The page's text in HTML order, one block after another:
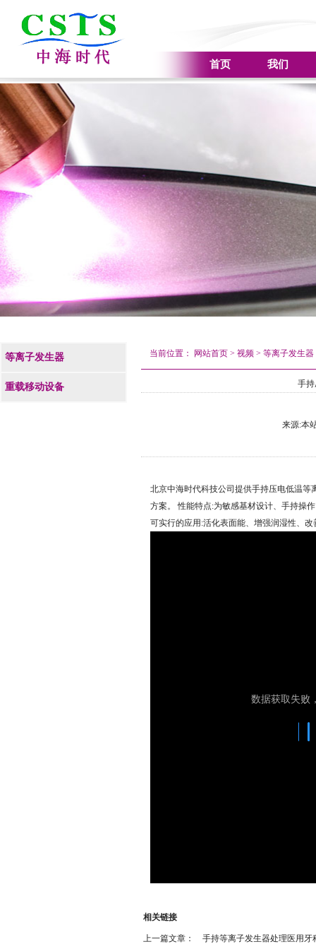
首页 我们
等离子发生器
重载移动设备
当前位置： 网站首页 > 视频 > 等离子发生器
手
来源:本
北京中海时代科技公司提供手持压电低温
方案。 性能特点:为敏感基材设计、手持操
可实行的应用:活化表面能、增强润湿性、
相关链接
上一篇文章：
手持等离子发生器处理医用牙